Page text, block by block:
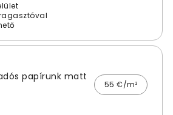
papírunk matt
55 €/m²